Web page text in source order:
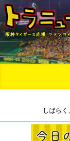
しばら